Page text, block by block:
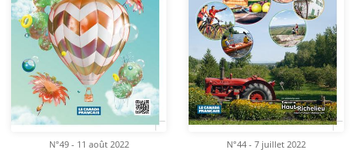
N°49 - 11 août 2022 N°44 - 7 juillet 2022